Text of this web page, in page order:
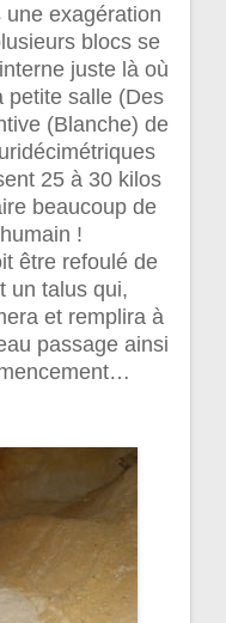
une exagération
blocs se
juste là où
petite salle (Des
(Blanche) de
25 à 30 kilos
beaucoup de
!
être refoulé de
un talus qui,
et remplira à
passage ainsi